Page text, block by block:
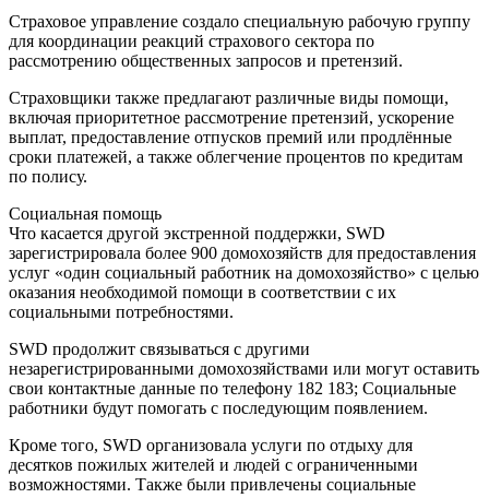
Страховое управление создало специальную рабочую группу
для координации реакций страхового сектора по
рассмотрению общественных запросов и претензий.
Страховщики также предлагают различные виды помощи,
включая приоритетное рассмотрение претензий, ускорение
выплат, предоставление отпусков премий или продлённые
сроки платежей, а также облегчение процентов по кредитам
по полису.
Социальная помощь
Что касается другой экстренной поддержки, SWD
зарегистрировала более 900 домохозяйств для предоставления
услуг «один социальный работник на домохозяйство» с целью
оказания необходимой помощи в соответствии с их
социальными потребностями.
SWD продолжит связываться с другими
незарегистрированными домохозяйствами или могут оставить
свои контактные данные по телефону 182 183; Социальные
работники будут помогать с последующим появлением.
Кроме того, SWD организовала услуги по отдыху для
десятков пожилых жителей и людей с ограниченными
возможностями. Также были привлечены социальные